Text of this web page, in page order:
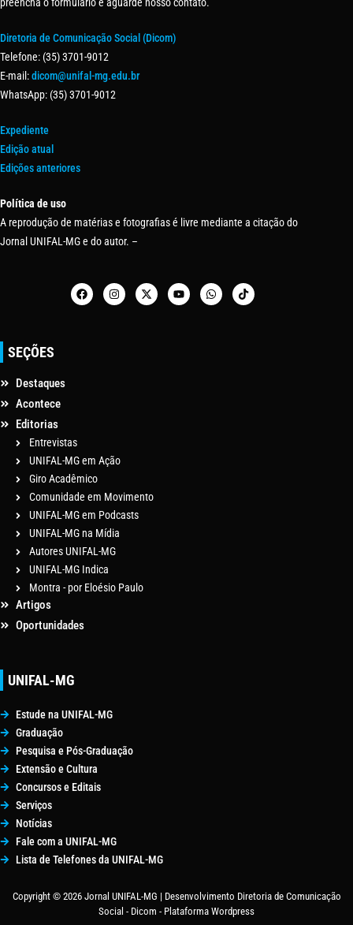
preencha o formulário e aguarde nosso contato.
Diretoria de Comunicação Social (Dicom)
Telefone: (35) 3701-9012
E-mail:dicom@unifal-mg.edu.br
WhatsApp: (35) 3701-9012
Expediente
Edição atual
Edições anteriores
Política de uso
A reprodução de matérias e fotografias é livre mediante a citação do
Jornal UNIFAL-MG e do autor. –
SEÇÕES
Destaques
Acontece
Editorias
Entrevistas
UNIFAL-MG em Ação
Giro Acadêmico
Comunidade em Movimento
UNIFAL-MG em Podcasts
UNIFAL-MG na Mídia
Autores UNIFAL-MG
UNIFAL-MG Indica
Montra - por Eloésio Paulo
Artigos
Oportunidades
UNIFAL-MG
Estude na UNIFAL-MG
Graduação
Pesquisa e Pós-Graduação
Extensão e Cultura
Concursos e Editais
Serviços
Notícias
Fale com a UNIFAL-MG
Lista de Telefones da UNIFAL-MG
Copyright © 2026 Jornal UNIFAL-MG | Desenvolvimento Diretoria de Comunicação
Social - Dicom - Plataforma Wordpress